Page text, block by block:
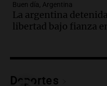
Una mañana para
Episodios
La historia
contrato de Leo
Episodios
Buen día, Argentina
La argentina
libertad bajo fianza
Deportes